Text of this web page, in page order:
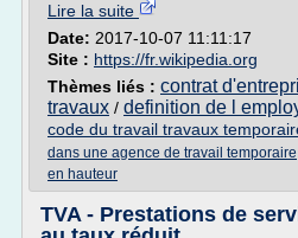
Lire la suite
Date: 2017-10-07 11:11:17
Site : https://fr.wikipedia.org
Thèmes liés : contrat
travaux / definition de l
code du travail travaux
dans une agence de travail temporaire
en hauteur
TVA - Prestations de